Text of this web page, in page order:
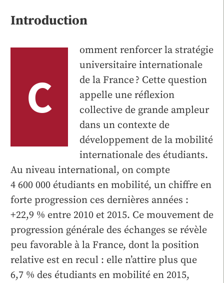
Introduction
C
omment renforcer la stratégie
universitaire internationale
de la France ? Cette question
appelle une réflexion
collective de grande ampleur
dans un contexte de
développement de la mobilité
internationale des étudiants.
Au niveau international, on compte
4 600 000 étudiants en mobilité, un chiffre en
forte progression ces dernières années :
+22,9 % entre 2010 et 2015. Ce mouvement de
progression générale des échanges se révèle
peu favorable à la France, dont la position
relative est en recul : elle n’attire plus que
6,7 % des étudiants en mobilité en 2015,